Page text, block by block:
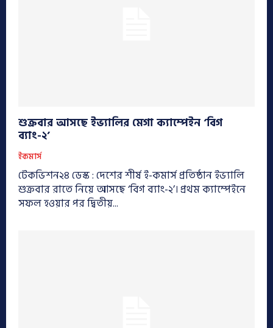
শুক্রবার আসছে ইভ্যালির মেগা ক্যাম্পেইন ‘বিগ
ব্যাং-২’
ইকমার্স
টেকভিশন২৪ ডেস্ক : দেশের শীর্ষ ই-কমার্স প্রতিষ্ঠান ইভ্যালি
শুক্রবার রাতে নিয়ে আসছে ‘বিগ ব্যাং-২’। প্রথম ক্যাম্পেইনে
সফল হওয়ার পর দ্বিতীয়...